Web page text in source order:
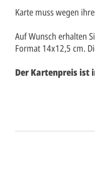
Karte muss wegen
Auf Wunsch erhalten
Format 14x12,5 cm.
Der Kartenpreis ist